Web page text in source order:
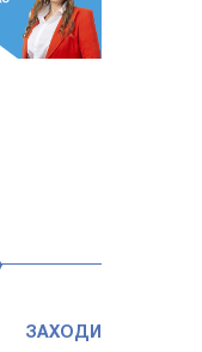
ЗАХОДИ